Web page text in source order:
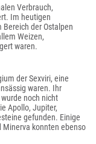
Verbrauch,
Im heutigen
der Ostalpen
Weizen,
waren.
der Sexviri, eine
waren. Ihr
noch nicht
Apollo, Jupiter,
gefunden. Einige
Minerva konnten ebenso